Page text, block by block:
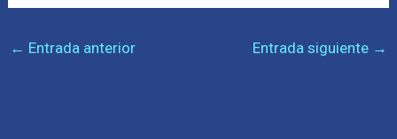
← Entrada anterior Entrada siguiente →